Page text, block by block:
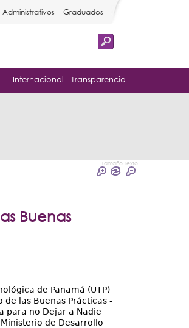
Administrativos Graduados
Internacional Transparencia
Tamaño Texto
Buenas
de Panamá (UTP)
las Buenas Prácticas -
para no Dejar a Nadie
de Desarrollo